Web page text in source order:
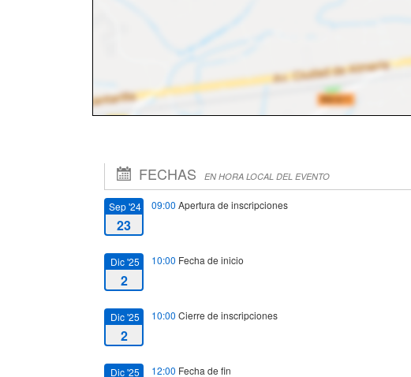
FECHAS EN HORA LOCAL DEL EVENTO
Sep '24
23
09:00 Apertura de inscripciones
Dic '25
2
10:00 Fecha de inicio
Dic '25
2
10:00 Cierre de inscripciones
Dic '25 12:00 Fecha de fin